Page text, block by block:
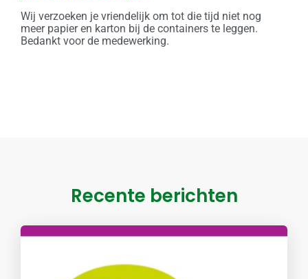
Wij verzoeken je vriendelijk om tot die tijd niet nog
meer papier en karton bij de containers te leggen.
Bedankt voor de medewerking.
Recente berichten